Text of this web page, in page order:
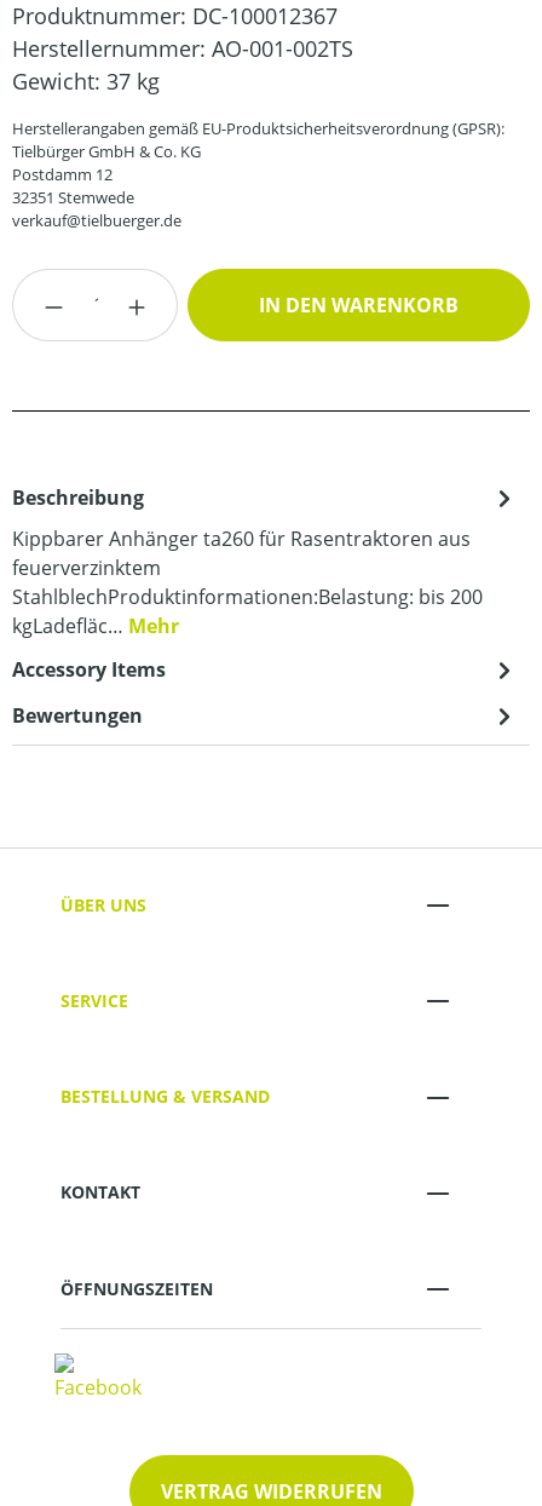
Produktnummer: DC-100012367
Herstellernummer: AO-001-002TS
Gewicht: 37 kg
Herstellerangaben gemäß EU-Produktsicherheitsverordnung (GPSR):
Tielbürger GmbH & Co. KG
Postdamm 12
32351 Stemwede
verkauf@tielbuerger.de
Produkt Anzahl: Gib den gewünschten
IN DEN WARENKORB
Beschreibung
Kippbarer Anhänger ta260 für Rasentraktoren aus
feuerverzinktem
StahlblechProduktinformationen:Belastung: bis 200
kgLadefläc… Mehr
Accessory Items
Bewertungen
ÜBER UNS
SERVICE
BESTELLUNG & VERSAND
KONTAKT
ÖFFNUNGSZEITEN
VERTRAG WIDERRUFEN